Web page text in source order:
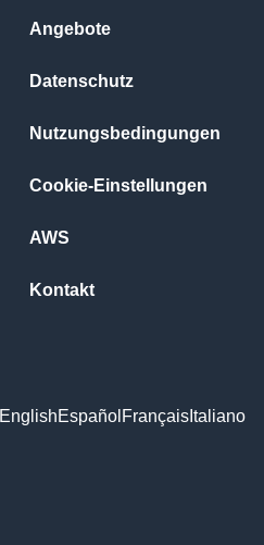
Angebote
Datenschutz
Nutzungsbedingungen
Cookie-Einstellungen
AWS
Kontakt
EnglishEspañol Français Italiano